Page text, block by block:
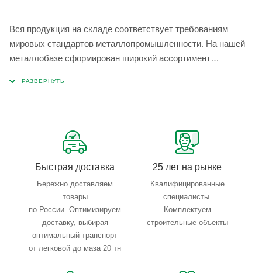
Вся продукция на складе соответствует требованиям
мировых стандартов металлопромышленности. На нашей
металлобазе сформирован широкий ассортимент
Быстрая доставка
Бережно доставляем
товары
по России. Оптимизируем
доставку, выбирая
оптимальный транспорт
от легковой до маза 20 тн
25 лет на рынке
Квалифицированные
специалисты.
Комплектуем
строительные объекты